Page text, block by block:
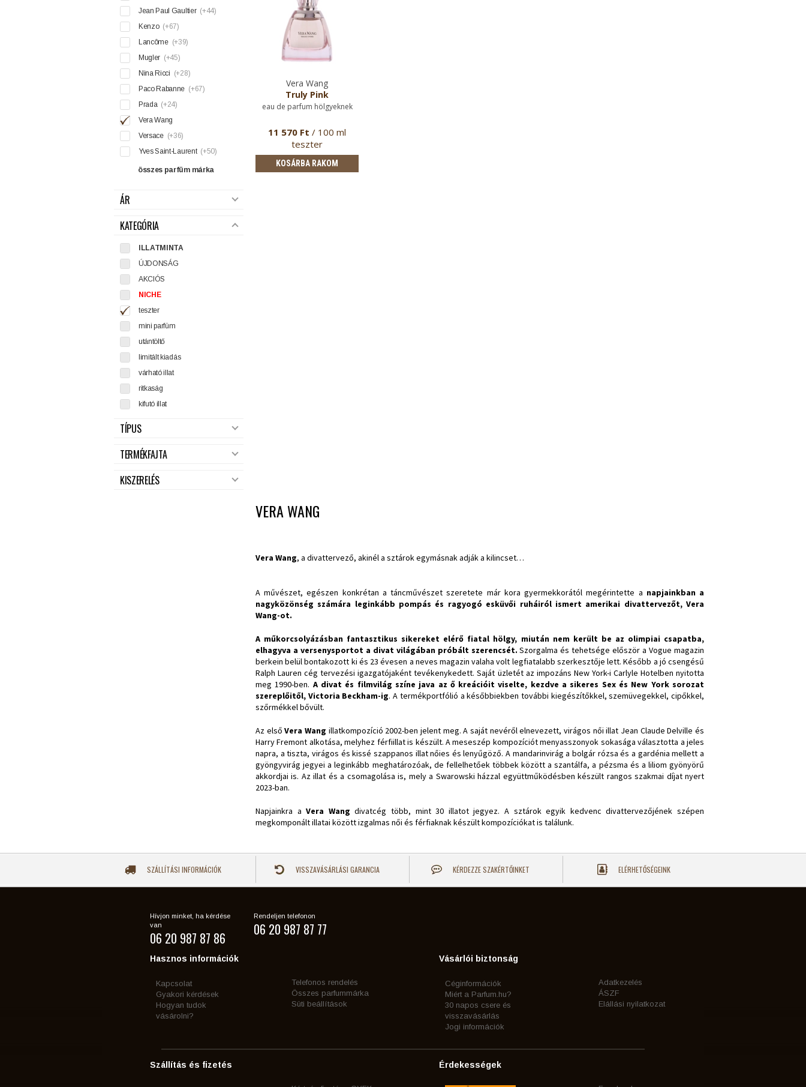
Jean Paul Gaultier (+44)
Kenzo (+67)
Lancôme (+39)
Mugler (+45)
Nina Ricci (+28)
Paco Rabanne (+67)
Prada (+24)
Vera Wang
Versace (+36)
Yves Saint-Laurent (+50)
összes parfüm márka
ÁR
KATEGÓRIA
ILLATMINTA
ÚJDONSÁG
AKCIÓS
NICHE
teszter
mini parfüm
utántöltő
limitált kiadás
várható illat
ritkaság
kifutó illat
TÍPUS
TERMÉKFAJTA
KISZERELÉS
Vera Wang
Truly Pink
eau de parfum hölgyeknek
11 570 Ft / 100 ml
teszter
KOSÁRBA RAKOM
VERA WANG
Vera Wang, a divattervező, akinél a sztárok egymásnak adják a kilincset…
A művészet, egészen konkrétan a táncművészet szeretete már kora gyermekkorától megérintette a napjainkban a
nagyközönség számára leginkább pompás és ragyogó esküvői ruháiról ismert amerikai divattervezőt, Vera
Wang-ot.
A műkorcsolyázásban fantasztikus sikereket elérő fiatal hölgy, miután nem került be az olimpiai csapatba,
elhagyva a versenysportot a divat világában próbált szerencsét. Szorgalma és tehetsége először a Vogue magazin
berkein belül bontakozott ki és 23 évesen a neves magazin valaha volt legfiatalabb szerkesztője lett. Később a jó csengésű
Ralph Lauren cég tervezési igazgatójaként tevékenykedett. Saját üzletét az impozáns New York-i Carlyle Hotelben nyitotta
meg 1990-ben. A divat és filmvilág színe java az ő kreációit viselte, kezdve a sikeres Sex és New York sorozat
szereplőitől, Victoria Beckham-ig. A termékportfólió a későbbiekben további kiegészítőkkel, szemüvegekkel, cipőkkel,
szőrmékkel bővült.
Az első Vera Wang illatkompozíció 2002-ben jelent meg. A saját nevéről elnevezett, virágos női illat Jean Claude Delville és
Harry Fremont alkotása, melyhez férfiillat is készült. A meseszép kompozíciót menyasszonyok sokasága választotta a jeles
napra, a tiszta, virágos és kissé szappanos illat nőies és lenyűgöző. A mandarinvirág a bolgár rózsa és a gardénia mellett a
gyöngyvirág jegyei a leginkább meghatározóak, de fellelhetőek többek között a szantálfa, a pézsma és a liliom gyönyörű
akkordjai is. Az illat és a csomagolása is, mely a Swarowski házzal együttműködésben készült rangos szakmai díjat nyert
2023-ban.
Napjainkra aVera Wang divatcég több, mint 30 illatot jegyez. A sztárok egyik kedvenc divattervezőjének szépen
megkomponált illatai között izgalmas női és férfiaknak készült kompozíciókat is találunk.
SZÁLLÍTÁSI INFORMÁCIÓK VISSZAVÁSÁRLÁSI GARANCIA KÉRDEZZE SZAKÉRTŐINKET ELÉRHETŐSÉGEINK
Hívjon minket, ha kérdése
van
06 20 987 87 86
Rendeljen telefonon
06 20 987 87 77
Hasznos információk
Kapcsolat
Gyakori kérdések
Hogyan tudok
vásárolni?
Telefonos rendelés
Összes parfummárka
Süti beállítások
Vásárlói biztonság
Céginformációk
Miért a Parfum.hu?
30 napos csere és
visszavásárlás
Jogi információk
Adatkezelés
ÁSZF
Elállási nyilatkozat
Szállítás és fizetés Érdekességek